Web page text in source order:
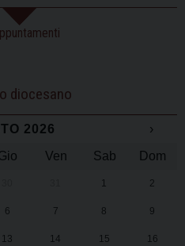
diocesano
2026
›
Ven Sab Dom
1 2
6 7 8 9
13 14 15 16